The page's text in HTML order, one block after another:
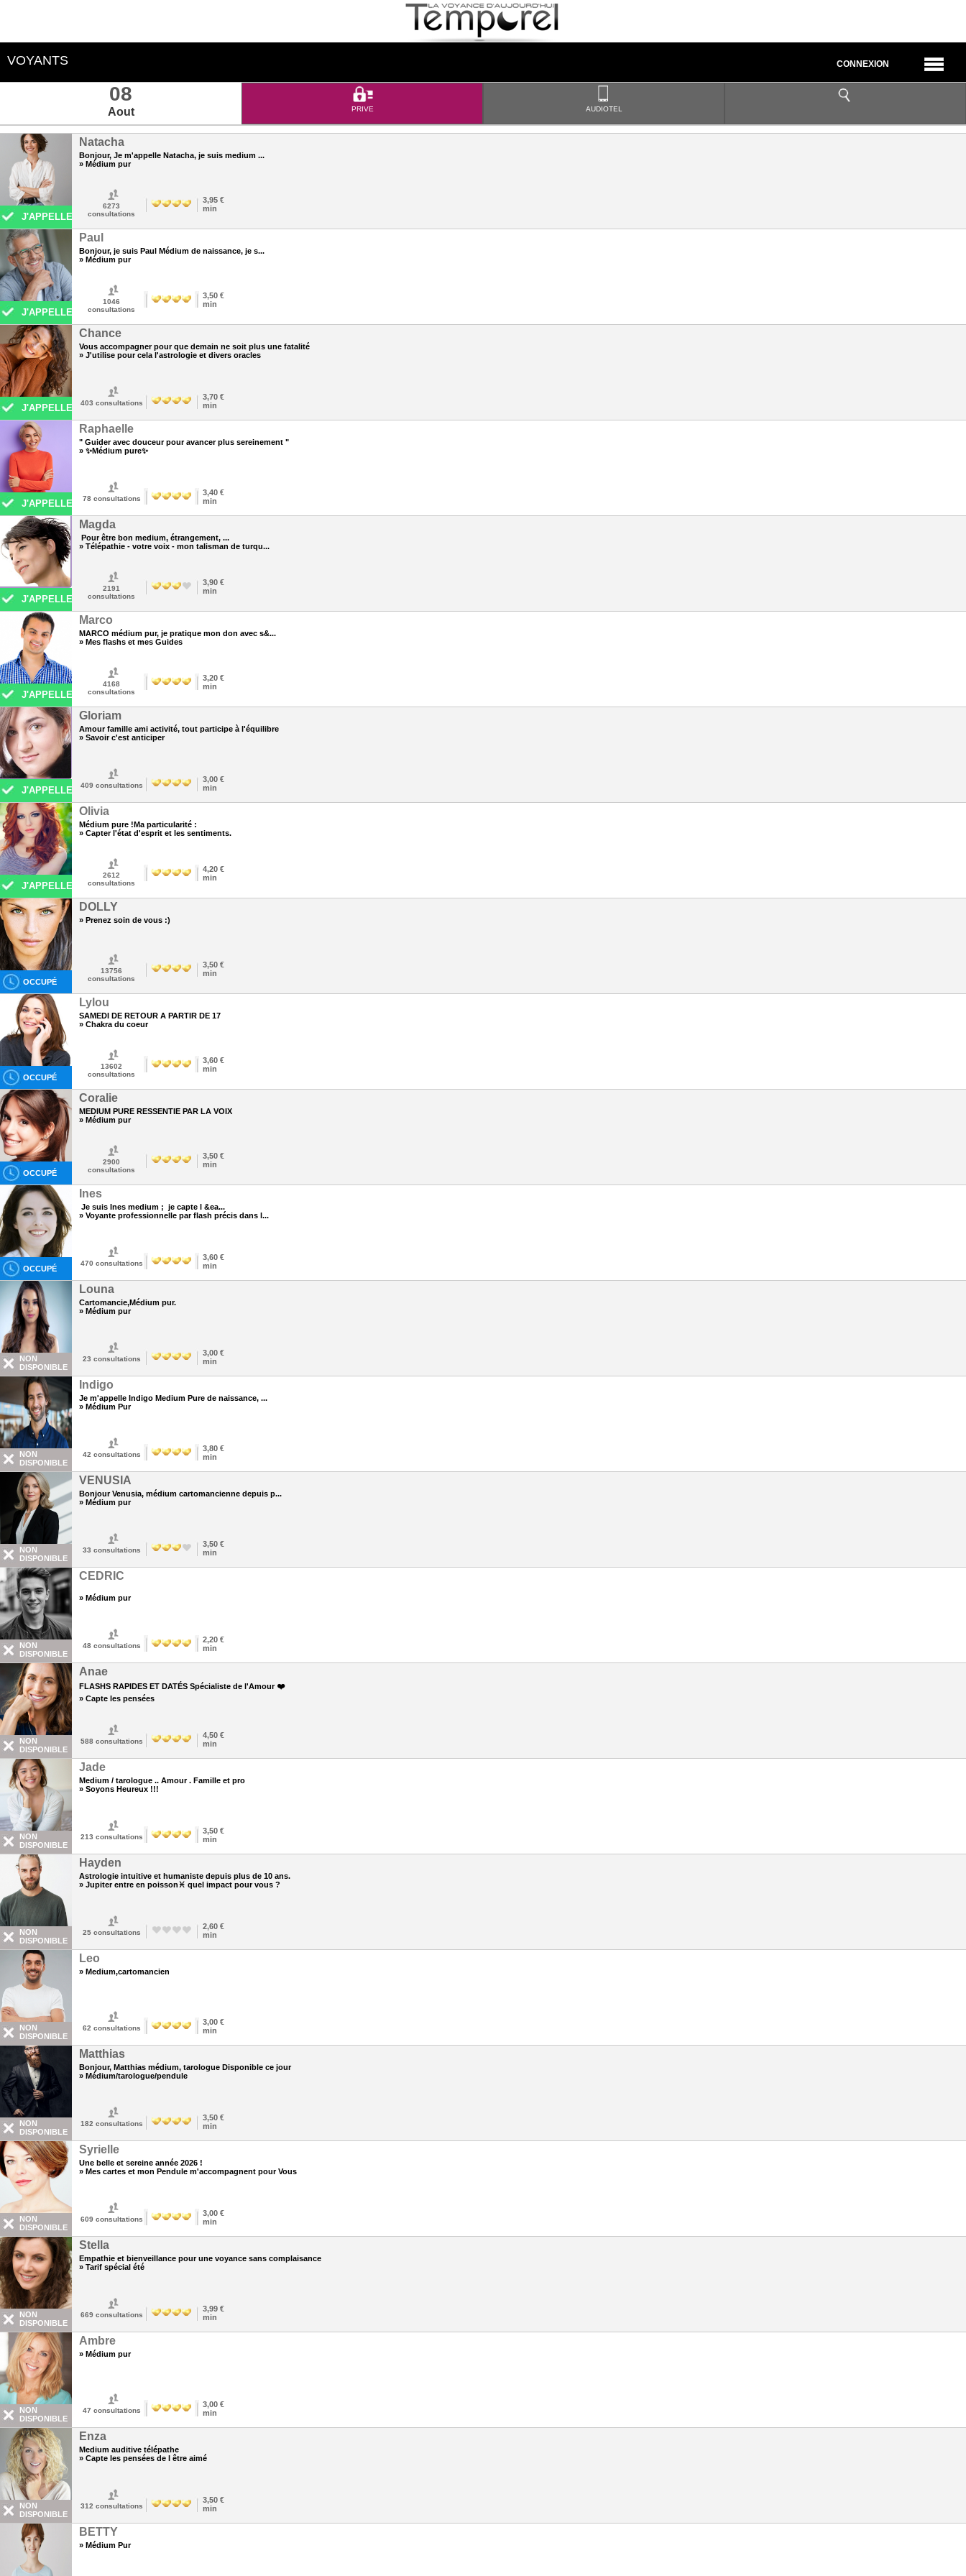
VOYANTS CONNEXION
08
Aout PRIVE AUDIOTEL
J'APPELLE
Natacha
Bonjour, Je m'appelle Natacha, je suis medium ...
» Médium pur
6273
consultations
3,95 €
min
J'APPELLE
Paul
Bonjour, je suis Paul Médium de naissance, je s...
» Médium pur
1046
consultations
3,50 €
min
J'APPELLE
Chance
Vous accompagner pour que demain ne soit plus une fatalité
» J'utilise pour cela l'astrologie et divers oracles
403 consultations
3,70 €
min
J'APPELLE
Raphaelle
" Guider avec douceur pour avancer plus sereinement "
» ✨Médium pure✨
78consultations
3,40 €
min
J'APPELLE
Magda
Pour être bon medium, étrangement, ...
» Télépathie - votre voix - mon talisman de turqu...
2191
consultations
3,90 €
min
J'APPELLE
Marco
MARCO médium pur, je pratique mon don avec s&...
» Mes flashs et mes Guides
4168
consultations
3,20 €
min
J'APPELLE
Gloriam
Amour famille ami activité, tout participe à l'équilibre
» Savoir c'est anticiper
409 consultations
3,00 €
min
J'APPELLE
Olivia
Médium pure !Ma particularité :
» Capter l'état d'esprit et les sentiments.
2612
consultations
4,20 €
min
OCCUPÉ
DOLLY
» Prenez soin de vous :)
13756
consultations
3,50 €
min
OCCUPÉ
Lylou
SAMEDI DE RETOUR A PARTIR DE 17
» Chakra du coeur
13602
consultations
3,60 €
min
OCCUPÉ
Coralie
MEDIUM PURE RESSENTIE PAR LA VOIX
» Médium pur
2900
consultations
3,50 €
min
OCCUPÉ
Ines
Je suis Ines medium ; je capte l &ea...
» Voyante professionnelle par flash précis dans l...
470 consultations
3,60 €
min
NON
DISPONIBLE
Louna
Cartomancie,Médium pur.
» Médium pur
23 consultations
3,00 €
min
NON
DISPONIBLE
Indigo
Je m'appelle Indigo Medium Pure de naissance, ...
» Médium Pur
42 consultations
3,80 €
min
NON
DISPONIBLE
VENUSIA
Bonjour Venusia, médium cartomancienne depuis p...
» Médium pur
33 consultations
3,50 €
min
NON
DISPONIBLE
CEDRIC
» Médium pur
48consultations
2,20 €
min
NON
DISPONIBLE
Anae
FLASHS RAPIDES ET DATÉS Spécialiste de l'Amour ❤️
» Capte les pensées
588 consultations
4,50 €
min
NON
DISPONIBLE
Jade
Medium / tarologue .. Amour . Famille et pro
» Soyons Heureux !!!
213 consultations
3,50 €
min
NON
DISPONIBLE
Hayden
Astrologie intuitive et humaniste depuis plus de 10 ans.
» Jupiter entre en poisson♓ quel impact pour vous ?
25consultations
2,60 €
min
NON
DISPONIBLE
Leo
» Medium,cartomancien
62 consultations
3,00 €
min
NON
DISPONIBLE
Matthias
Bonjour, Matthias médium, tarologue Disponible ce jour
» Médium/tarologue/pendule
182 consultations
3,50 €
min
NON
DISPONIBLE
Syrielle
Une belle et sereine année 2026 !
» Mes cartes et mon Pendule m'accompagnent pour Vous
609consultations
3,00 €
min
NON
DISPONIBLE
Stella
Empathie et bienveillance pour une voyance sans complaisance
» Tarif spécial été
669 consultations
3,99 €
min
NON
DISPONIBLE
Ambre
» Médium pur
47 consultations
3,00 €
min
NON
DISPONIBLE
Enza
Medium auditive télépathe
» Capte les pensées de l être aimé
312 consultations
3,50 €
min
BETTY
» Médium Pur